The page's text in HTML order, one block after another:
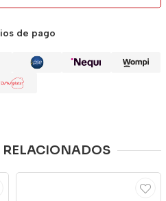
de pago
RELACIONADOS